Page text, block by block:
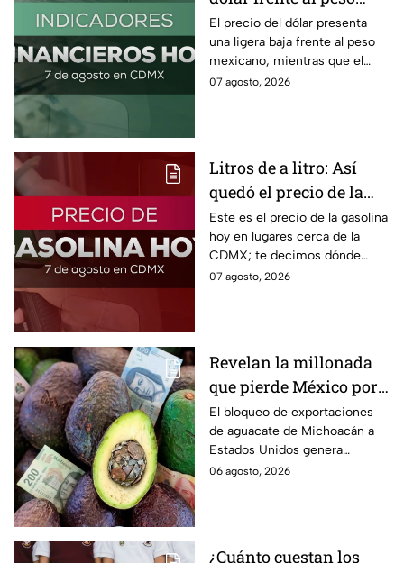
hoy! Así quedó este
viernes 7 de agosto
2026
El precio del dólar presenta
una ligera baja frente al peso
mexicano, mientras que el
petróleo también presenta una
07 agosto, 2026
Litros de a litro: Así
quedó el precio de la
gasolina HOY
Este es el precio de la gasolina
hoy en lugares cerca de la
CDMX; te decimos dónde
encontrarla más barata este
07 agosto, 2026
Revelan la millonada
que pierde México por
el bloqueo de Estados
Unidos al aguate de
Michoacán
El bloqueo de exportaciones
de aguacate de Michoacán a
Estados Unidos genera
pérdidas millonarias.
06 agosto, 2026
¿Cuánto cuestan los